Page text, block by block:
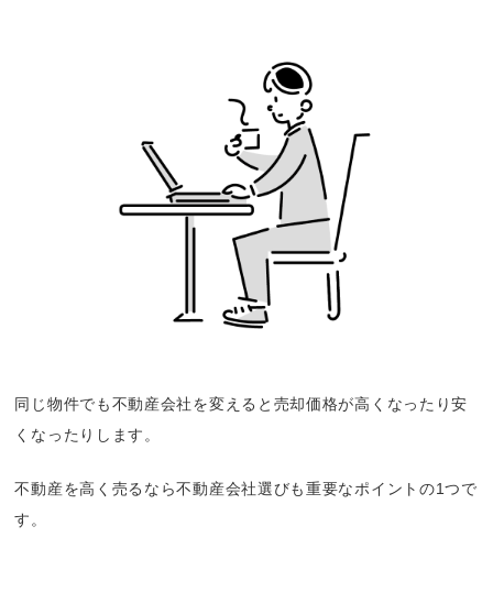
同じ物件でも不動産会社を変えると売却価格が高くなったり安
くなったりします。
不動産を高く売るなら不動産会社選びも重要なポイントの1つで
す。